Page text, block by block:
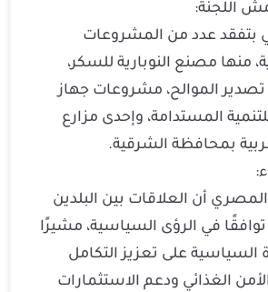
اللجنة:
بتفقد عدد من المشروعات
منها مصنع النوبارية للسكر،
الموالح، مشروعات جهاز
المستدامة، وإحدى مزارع
بمحافظة الشرقية.
المصري أن العلاقات بين البلدين
في الرؤى السياسية، مشيرًا
السياسية على تعزيز التكامل
الغذائي ودعم الاستثمارات